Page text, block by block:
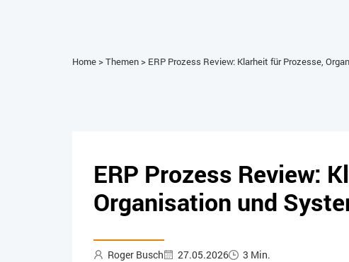
Home>Themen> ERP Prozess Review: Klarheit für Prozesse,
ERP Prozess Review:
Organisation und
Roger Busch 27.05.2026 3 Min.